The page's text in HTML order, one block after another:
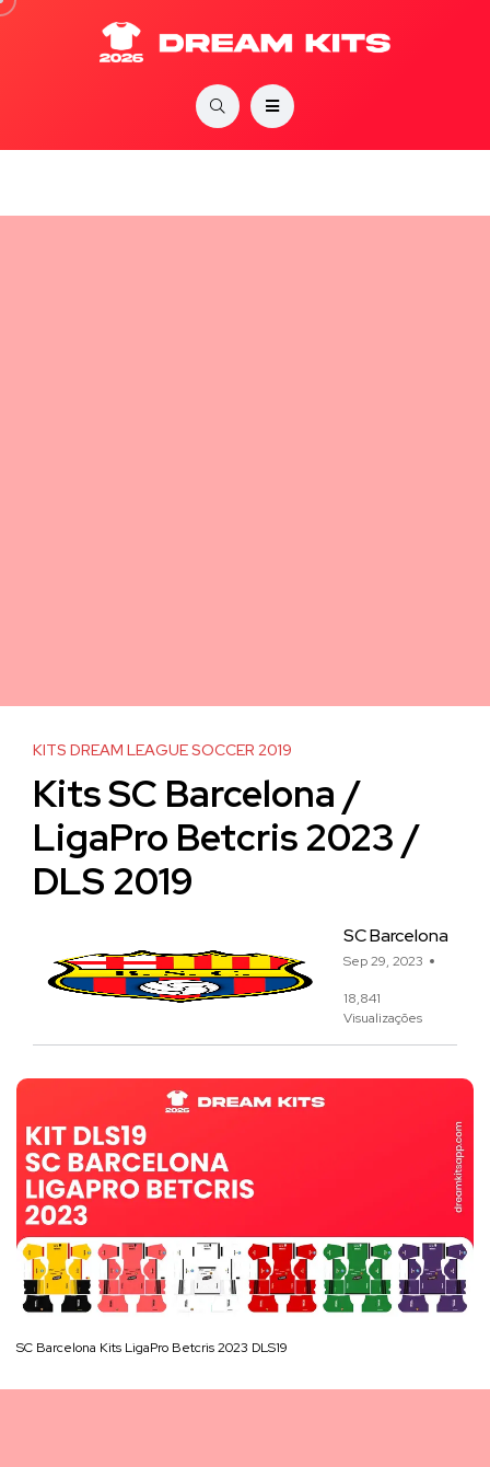
KITS DREAM LEAGUE SOCCER 2019
Kits SC Barcelona /
LigaPro Betcris 2023 /
DLS 2019
SC Barcelona
Sep 29, 2023
18,841
Visualizações
SC Barcelona Kits LigaPro Betcris 2023 DLS19